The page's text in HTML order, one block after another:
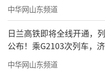
传、存储、处理功
善公共服务设施，赋
董汉军在演讲
防转型为例，针对
中华网山东频道
日兰高铁即将全线开通，
公布！乘G2103次列车，
时到达
中华网山东频道